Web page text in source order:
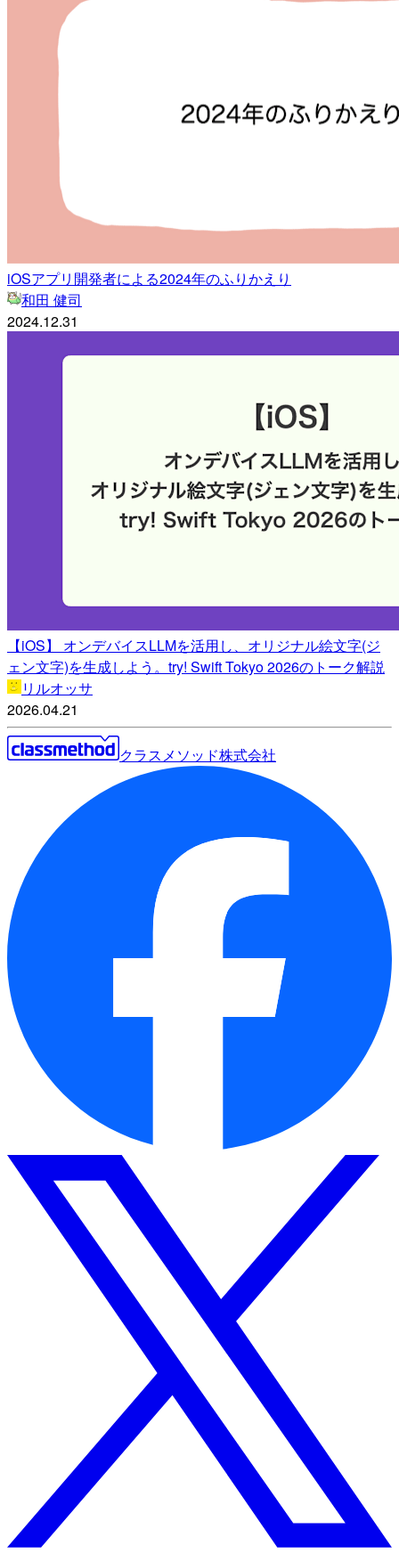
iOSアプリ開発者による2024年のふりかえり
和田 健司
2024.12.31
【iOS】 オンデバイスLLMを活用し、オリジナル絵文字(ジ
ェン文字)を生成しよう。try! Swift Tokyo 2026のトーク解説
リルオッサ
2026.04.21
クラスメソッド株式会社